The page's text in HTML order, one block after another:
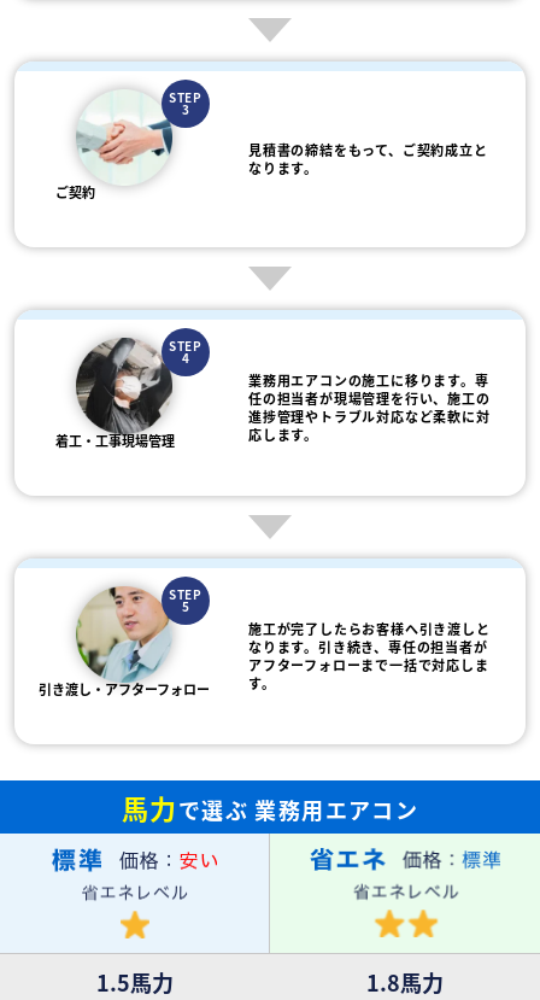
STEP
3
ご契約
見積書の締結をもって、ご契約成立と
なります。
STEP
4
着工・工事現場管理
業務用エアコンの施工に移ります。専
任の担当者が現場管理を行い、施工の
進捗管理やトラブル対応など柔軟に対
応します。
STEP
5
引き渡し・アフターフォロー
施工が完了したらお客様へ引き渡しと
なります。引き続き、専任の担当者が
アフターフォローまで一括で対応しま
す。
馬力で選ぶ 業務用エアコン
1.5馬力 1.8馬力